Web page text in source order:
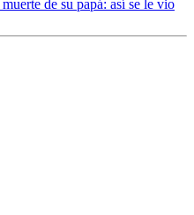
de su papá: así se le vio